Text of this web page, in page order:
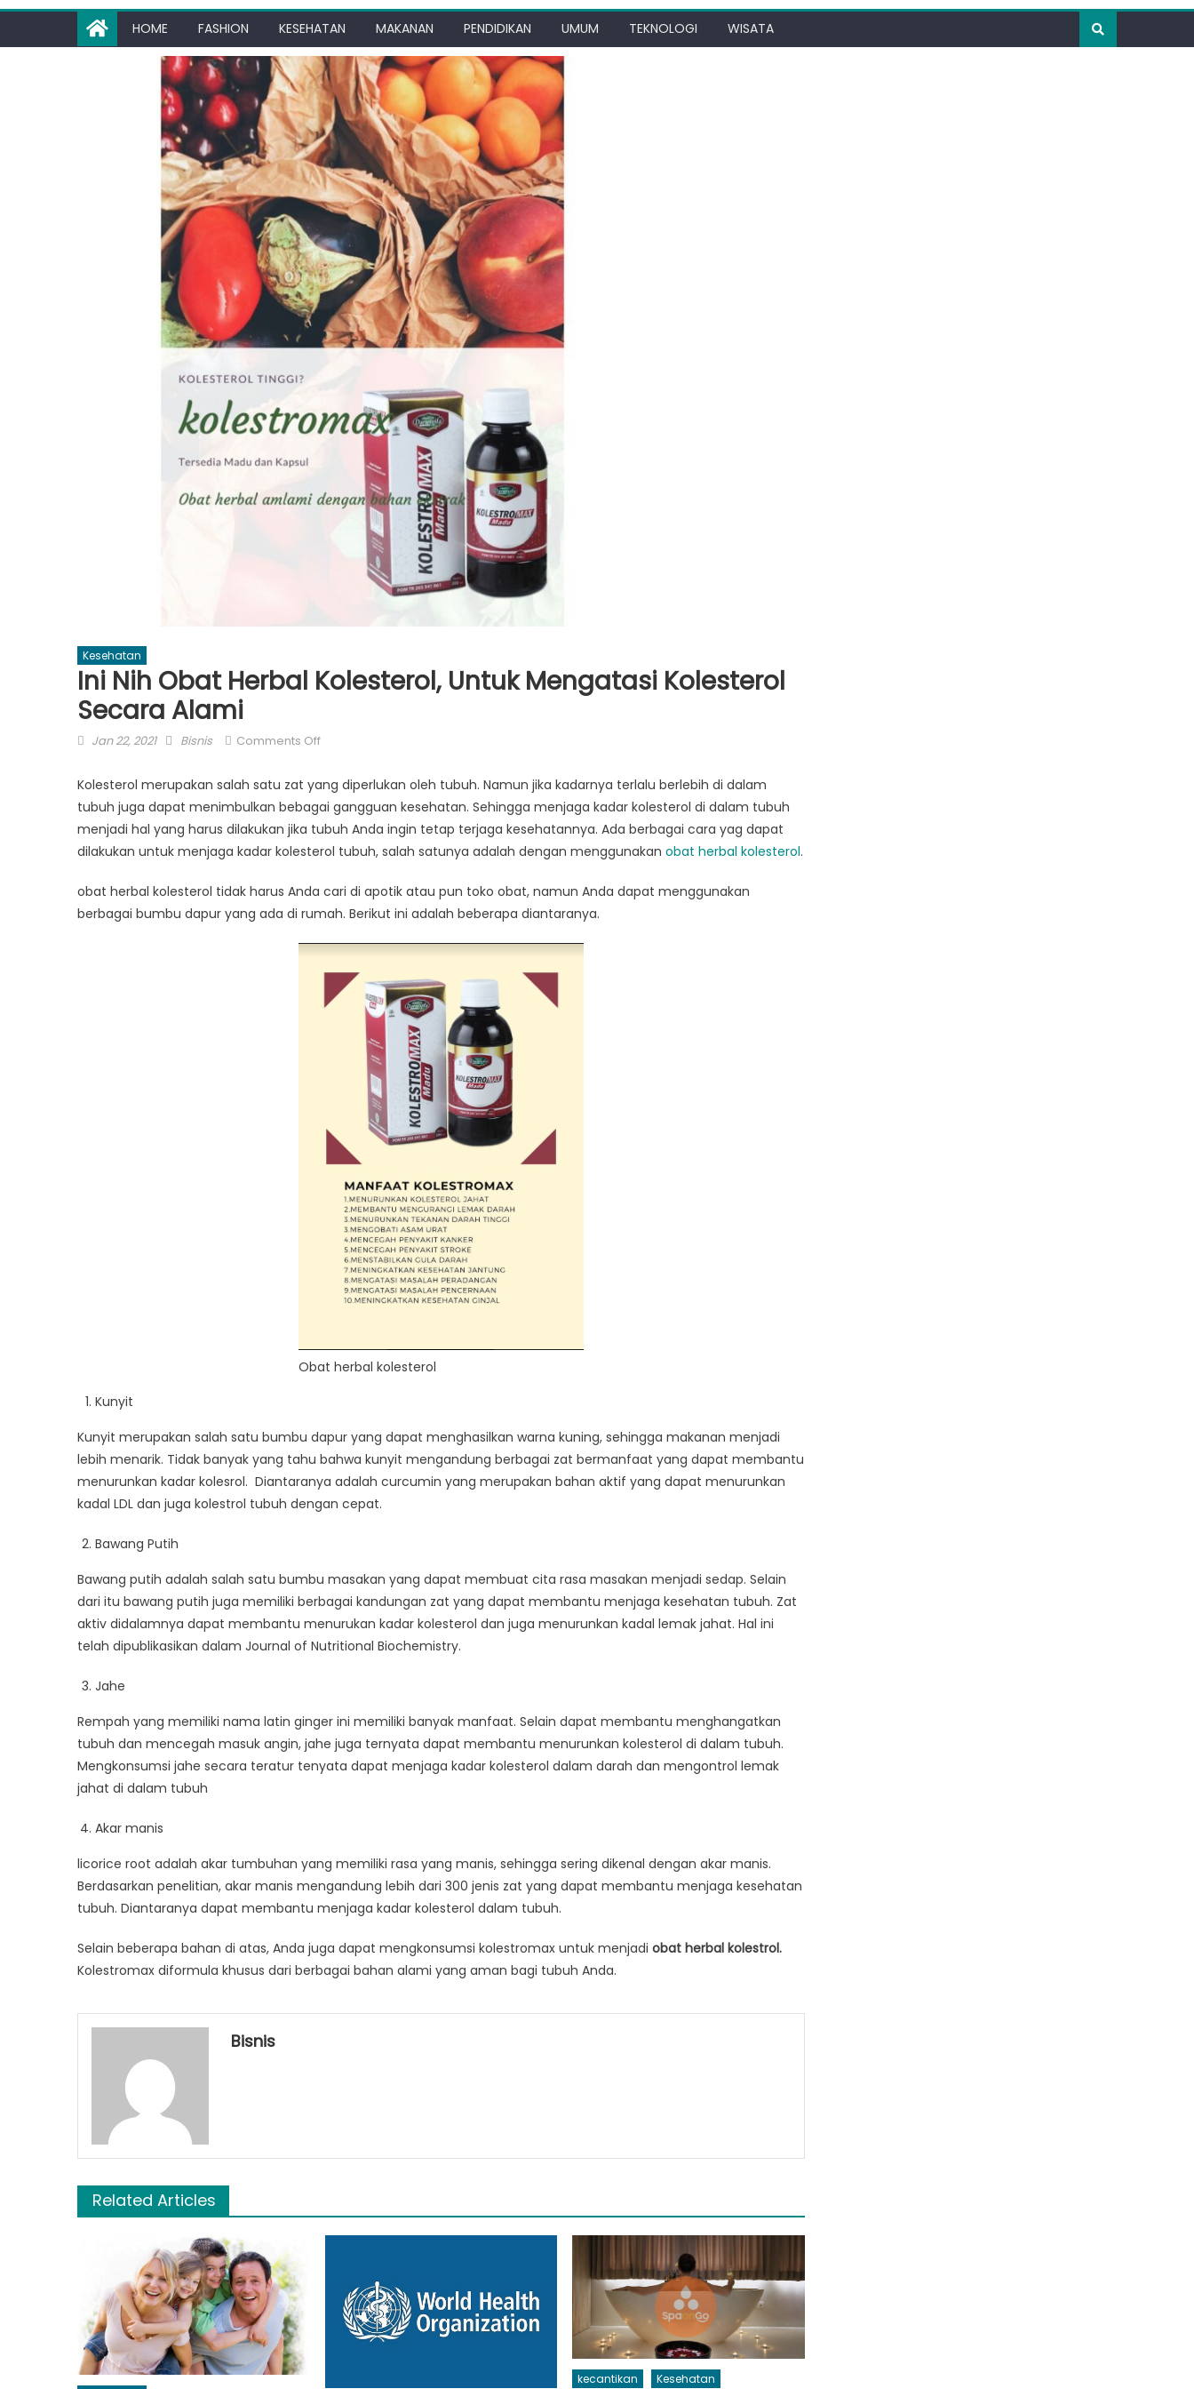
HOME FASHION KESEHATAN MAKANAN PENDIDIKAN UMUM TEKNOLOGI WISATA
Kesehatan
Ini Nih Obat Herbal Kolesterol, Untuk Mengatasi Kolesterol
Secara Alami
Posted
Jan 22, 2021 Author
Bisnis Comments Offon
Nih
Obat
Herbal
Untuk
Mengatasi
Kolesterol
Secara
Alami
Kolesterol merupakan salah satu zat yang diperlukan oleh tubuh. Namun jika kadarnya terlalu berlebih di dalam
tubuh juga dapat menimbulkan bebagai gangguan kesehatan. Sehingga menjaga kadar kolesterol di dalam tubuh
menjadi hal yang harus dilakukan jika tubuh Anda ingin tetap terjaga kesehatannya. Ada berbagai cara yag dapat
dilakukan untuk menjaga kadar kolesterol tubuh, salah satunya adalah dengan menggunakan obat herbal kolesterol.
obat herbal kolesterol tidak harus Anda cari di apotik atau pun toko obat, namun Anda dapat menggunakan
berbagai bumbu dapur yang ada di rumah. Berikut ini adalah beberapa diantaranya.
Obat herbal kolesterol
Kunyit
Kunyit merupakan salah satu bumbu dapur yang dapat menghasilkan warna kuning, sehingga makanan menjadi
lebih menarik. Tidak banyak yang tahu bahwa kunyit mengandung berbagai zat bermanfaat yang dapat membantu
menurunkan kadar kolesrol. Diantaranya adalah curcumin yang merupakan bahan aktif yang dapat menurunkan
kadal LDL dan juga kolestrol tubuh dengan cepat.
Bawang Putih
Bawang putih adalah salah satu bumbu masakan yang dapat membuat cita rasa masakan menjadi sedap. Selain
dari itu bawang putih juga memiliki berbagai kandungan zat yang dapat membantu menjaga kesehatan tubuh. Zat
aktiv didalamnya dapat membantu menurukan kadar kolesterol dan juga menurunkan kadal lemak jahat. Hal ini
telah dipublikasikan dalam Journal of Nutritional Biochemistry.
Jahe
Rempah yang memiliki nama latin ginger ini memiliki banyak manfaat. Selain dapat membantu menghangatkan
tubuh dan mencegah masuk angin, jahe juga ternyata dapat membantu menurunkan kolesterol di dalam tubuh.
Mengkonsumsi jahe secara teratur tenyata dapat menjaga kadar kolesterol dalam darah dan mengontrol lemak
jahat di dalam tubuh
Akar manis
licorice root adalah akar tumbuhan yang memiliki rasa yang manis, sehingga sering dikenal dengan akar manis.
Berdasarkan penelitian, akar manis mengandung lebih dari 300 jenis zat yang dapat membantu menjaga kesehatan
tubuh. Diantaranya dapat membantu menjaga kadar kolesterol dalam tubuh.
Selain beberapa bahan di atas, Anda juga dapat mengkonsumsi kolestromax untuk menjadi obat herbal kolestrol.
Kolestromax diformula khusus dari berbagai bahan alami yang aman bagi tubuh Anda.
Bisnis
Related Articles
kecantikan Kesehatan